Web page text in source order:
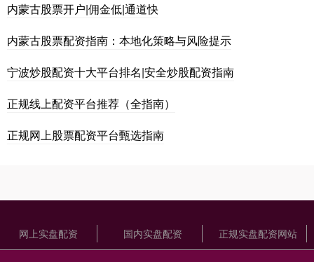
内蒙古股票开户|佣金低|通道快
内蒙古股票配资指南：本地化策略与风险提示
宁波炒股配资十大平台排名|安全炒股配资指南
正规线上配资平台推荐（全指南）
正规网上股票配资平台甄选指南
网上实盘配资 国内实盘配资 正规实盘配资网站